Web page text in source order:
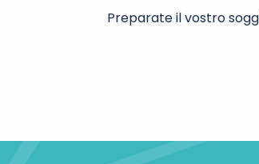
Preparate il vostro